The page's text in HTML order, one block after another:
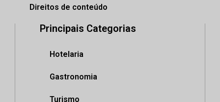
Direitos de conteúdo
Principais Categorias
Hotelaria
Gastronomia
Turismo